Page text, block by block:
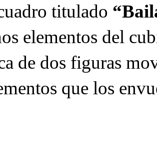
titulado
elementos del
de dos figuras
que los